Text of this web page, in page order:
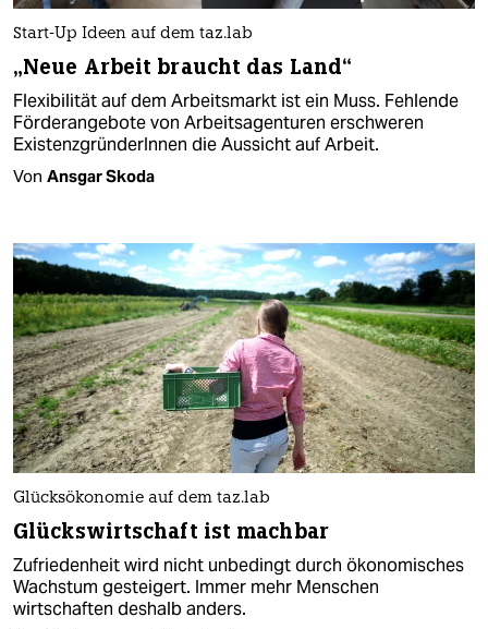
Start-Up Ideen auf dem taz.lab
„Neue Arbeit braucht das Land“
Flexibilität auf dem Arbeitsmarkt ist ein Muss. Fehlende
Förderangebote von Arbeitsagenturen erschweren
ExistenzgründerInnen die Aussicht auf Arbeit.
Von Ansgar Skoda
Glücksökonomie auf dem taz.lab
Glückswirtschaft ist machbar
Zufriedenheit wird nicht unbedingt durch ökonomisches
Wachstum gesteigert. Immer mehr Menschen
wirtschaften deshalb anders.